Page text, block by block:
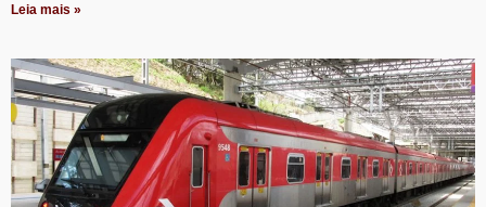
Leia mais »